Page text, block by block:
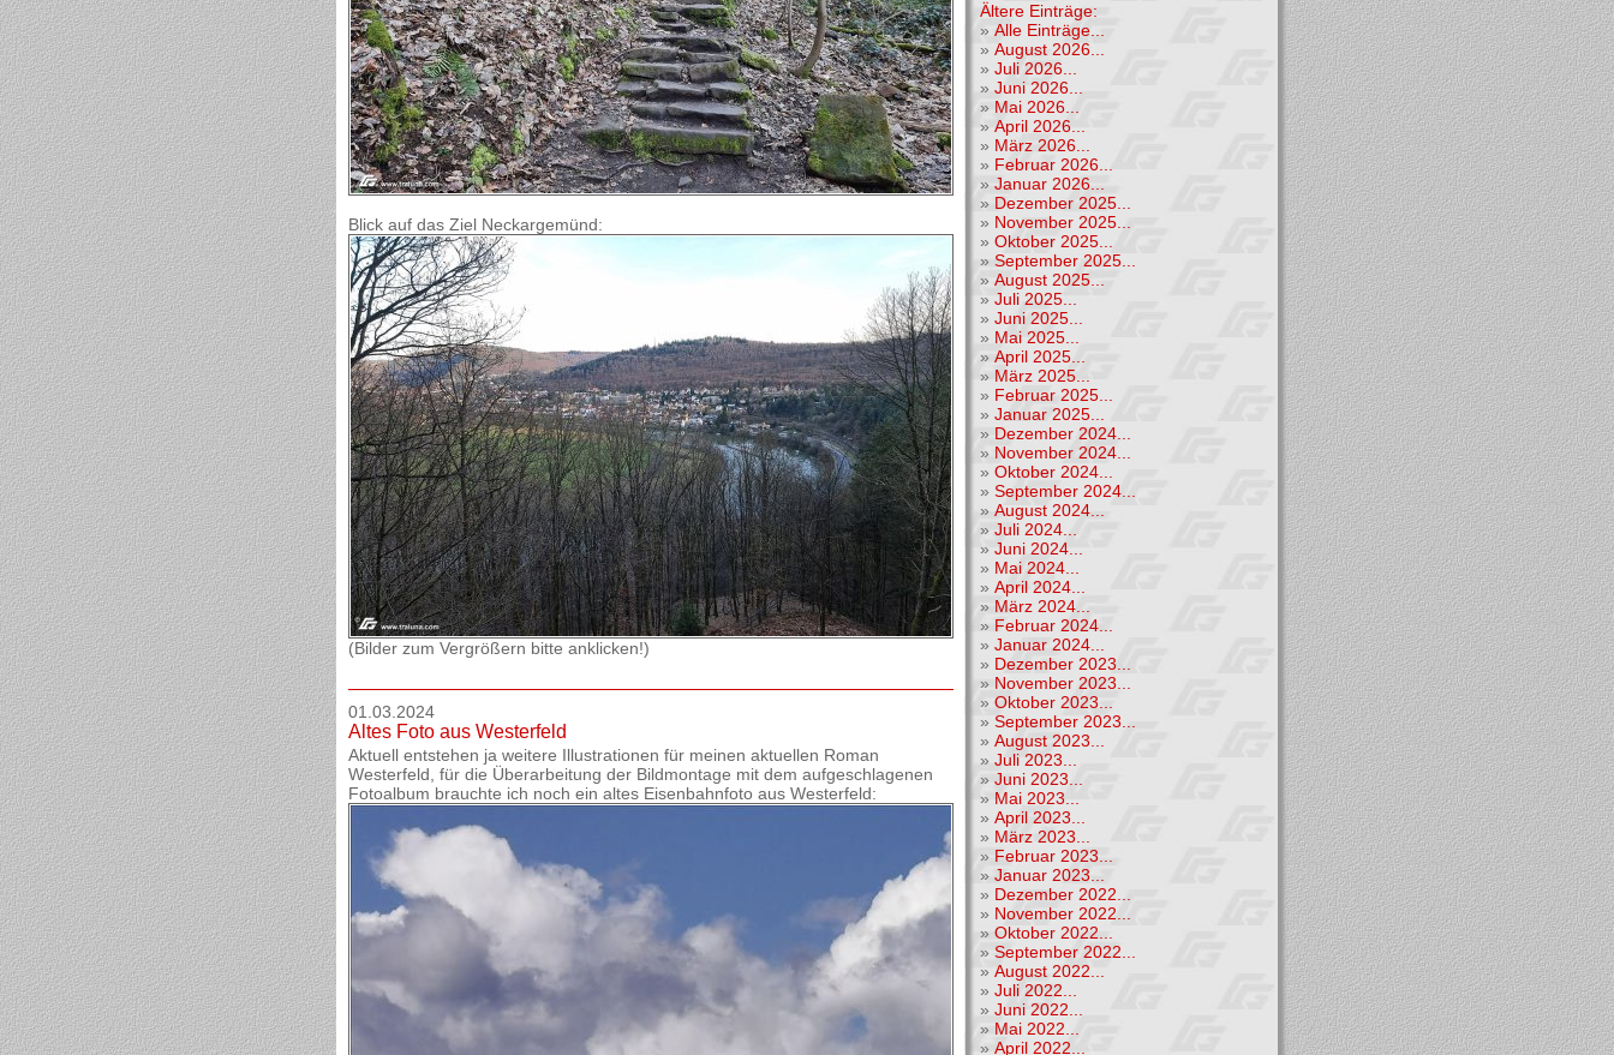
Ältere Einträge:
» Alle Einträge...
» August 2026...
» Juli 2026...
» Juni 2026...
» Mai 2026...
» April 2026...
» März 2026...
» Februar 2026...
» Januar 2026...
» Dezember 2025...
» November 2025...
» Oktober 2025...
» September 2025...
» August 2025...
» Juli 2025...
» Juni 2025...
» Mai 2025...
» April 2025...
» März 2025...
» Februar 2025...
» Januar 2025...
» Dezember 2024...
» November 2024...
» Oktober 2024...
» September 2024...
» August 2024...
» Juli 2024...
» Juni 2024...
» Mai 2024...
» April 2024...
» März 2024...
» Februar 2024...
» Januar 2024...
» Dezember 2023...
» November 2023...
» Oktober 2023...
» September 2023...
» August 2023...
» Juli 2023...
» Juni 2023...
» Mai 2023...
» April 2023...
» März 2023...
» Februar 2023...
» Januar 2023...
» Dezember 2022...
» November 2022...
» Oktober 2022...
» September 2022...
» August 2022...
» Juli 2022...
» Juni 2022...
» Mai 2022...
» April 2022...
Blick auf das Ziel Neckargemünd:
(Bilder zum Vergrößern bitte anklicken!)
01.03.2024
Altes Foto aus Westerfeld
Aktuell entstehen ja weitere Illustrationen für meinen aktuellen Roman
Westerfeld, für die Überarbeitung der Bildmontage mit dem aufgeschlagenen
Fotoalbum brauchte ich noch ein altes Eisenbahnfoto aus Westerfeld: